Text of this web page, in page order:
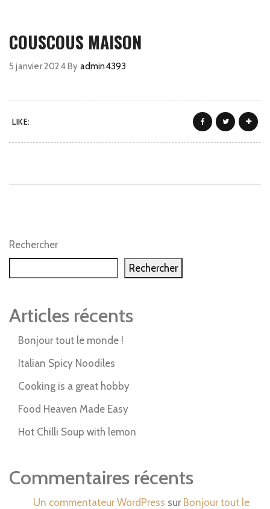
COUSCOUS MAISON
5 janvier 2024By admin4393
LIKE:
Rechercher
Rechercher
Articles récents
Bonjour tout le monde !
Italian Spicy Noodiles
Cooking is a great hobby
Food Heaven Made Easy
Hot Chilli Soup with lemon
Commentaires récents
Un commentateur WordPress sur Bonjour tout le